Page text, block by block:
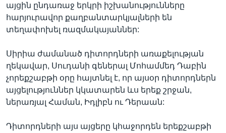
այցին ընդառաջ երկրի իշխանությունները
հարյուրավոր քաղբանտարկյալների են
տեղափոխել ռազմակայաններ:
Սիրիա ժամանած դիտորդների առաքելության
ղեկավար, Սուդանի գեներալ Մոհամմեդ Դաբին
չորեքշաբթի օրը հայտնել է, որ այսօր դիտորդներն
այցելություններ կկատարեն ևս երեք շրջան,
ներառյալ Համան, Իդլիբն ու Դերաան:
Դիտորդների այս այցերը կհաջորդեն երեքշաբթի